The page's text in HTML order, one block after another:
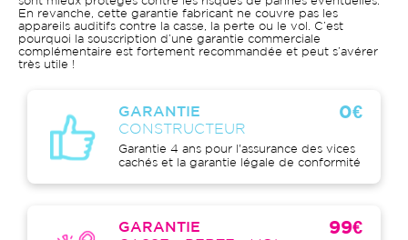
En revanche, cette garantie fabricant ne couvre pas les
appareils auditifs contre la casse, la perte ou le vol. C’est
pourquoi la souscription d’une garantie commerciale
complémentaire est fortement recommandée et peut s’avérer
très utile !
GARANTIE
CONSTRUCTEUR
0€
Garantie 4 ans pour l'assurance des vices
cachés et la garantie légale de conformité
GARANTIE
99€